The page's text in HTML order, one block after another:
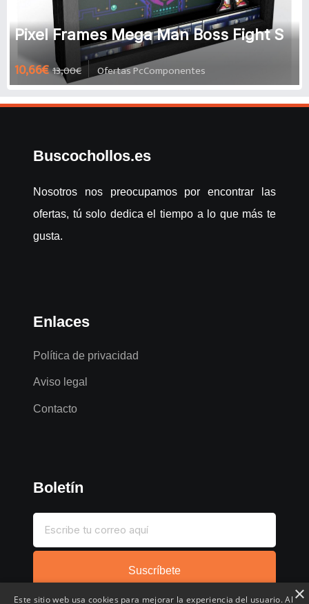
Pixel Frames Mega Man Boss Fight S
10,66€ 13,00€ Ofertas PcComponentes
Buscochollos.es
Nosotros nos preocupamos por encontrar las
ofertas, tú solo dedica el tiempo a lo que más te
gusta.
Enlaces
Política de privacidad
Aviso legal
Contacto
Boletín
Suscríbete
×
Este sitio web usa cookies para mejorar la experiencia del usuario. Al